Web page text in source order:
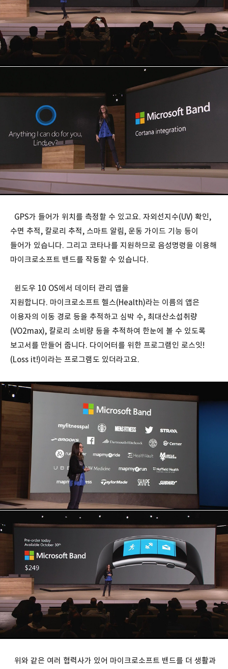
GPS가 들어가 위치를 측정할 수 있고요. 자외선지수(UV) 확인,
수면 추적, 칼로리 추적, 스마트 알림, 운동 가이드 기능 등이
들어가 있습니다. 그리고 코타나를 지원하므로 음성명령을 이용해
마이크로소프트 밴드를 작동할 수 있습니다.
윈도우 10 OS에서 데이터 관리 앱을
지원합니다. 마이크로소프트 헬스(Health)라는 이름의 앱은
이용자의 이동 경로 등을 추적하고 심박 수, 최대산소섭취량
(VO2max), 칼로리 소비량 등을 추적하여 한눈에 볼 수 있도록
보고서를 만들어 줍니다. 다이어터를 위한 프로그램인 로스잇!
(Loss it!)이라는 프로그램도 있더라고요.
위와 같은 여러 협력사가 있어 마이크로소프트 밴드를 더 생활과